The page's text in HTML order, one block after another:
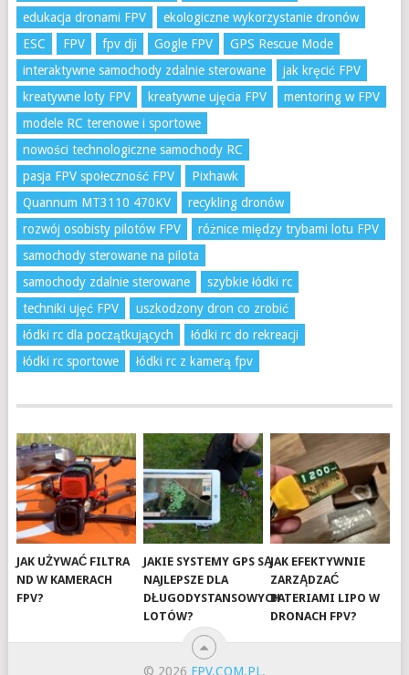
edukacja dronami FPV
ekologiczne wykorzystanie dronów
ESC
FPV fpv dji Gogle FPV
GPS Rescue Mode
interaktywne samochody zdalnie sterowane
jak kręcić FPV
kreatywne loty FPV
kreatywne ujęcia FPV
mentoring w FPV
modele RC terenowe i sportowe
nowości technologiczne samochody RC
pasja FPV społeczność FPV
Pixhawk
Quannum MT3110 470KV
recykling dronów
rozwój osobisty pilotów FPV
różnice między trybami lotu FPV
samochody sterowane na pilota
samochody zdalnie sterowane
szybkie łódki rc
techniki ujęć FPV
uszkodzony dron co zrobić
łódki rc dla początkujących
łódki rc do rekreacji
łódki rc sportowe
łódki rc z kamerą fpv
JAK UŻYWAĆ FILTRA
ND W KAMERACH
FPV?
JAKIE SYSTEMY GPS SĄ
NAJLEPSZE DLA
DŁUGODYSTANSOWYCH
LOTÓW?
JAK EFEKTYWNIE
ZARZĄDZAĆ
BATERIAMI LIPO W
DRONACH FPV?
© 2026 FPV.COM.PL.